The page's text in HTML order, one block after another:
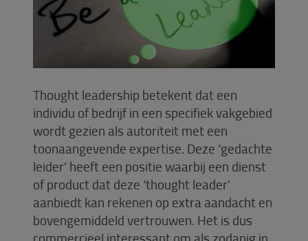
Thought leadership betekent dat een
individu of bedrijf in een specifiek vakgebied
wordt gezien als autoriteit met een
toonaangevende expertise. Deze ‘gedachte
leider’ heeft een positie waarbij een dienst
of product dat deze ‘thought leader’
aanbiedt kan rekenen op extra aandacht en
bovengemiddeld vertrouwen. Het is dus